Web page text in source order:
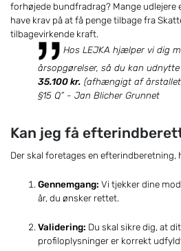
forhøjede bundfradrag? Mange udlejere
have krav på at få penge tilbage fra
tilbagevirkende kraft.
Hos LEJKA hjælper vi dig
årsopgørelser, så du kan
35.100 kr. (afhængigt af
§15 Q” - Jan Blicher Grunnet
Kan jeg få
Der skal foretages en efterindberetning,
Gennemgang: Vi tjekker dine
år, du ønsker rettet.
Validering: Du skal sikre dig, at
profiloplysninger er korrekt